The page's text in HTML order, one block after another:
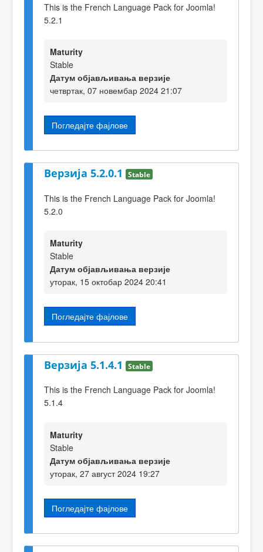
This is the French Language Pack for Joomla!
5.2.1
Maturity
Stable
Датум објављивања верзије
четвртак, 07 новембар 2024 21:07
Погледајте фајлове
Верзија 5.2.0.1 Stable
This is the French Language Pack for Joomla!
5.2.0
Maturity
Stable
Датум објављивања верзије
уторак, 15 октобар 2024 20:41
Погледајте фајлове
Верзија 5.1.4.1 Stable
This is the French Language Pack for Joomla!
5.1.4
Maturity
Stable
Датум објављивања верзије
уторак, 27 август 2024 19:27
Погледајте фајлове